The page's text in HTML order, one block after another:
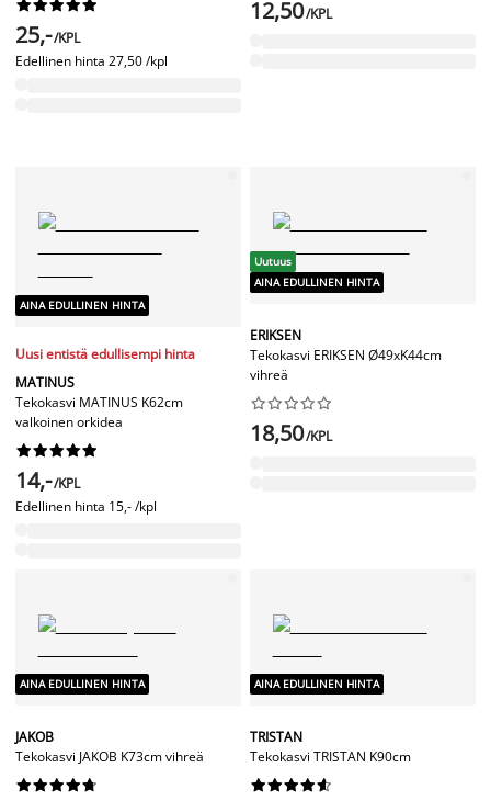






25,-/KPL
Edellinen hinta 27,50 /kpl
12,50/KPL
AINA EDULLINEN HINTA
Uusi entistä edullisempi hinta
MATINUS
Tekokasvi MATINUS K62cm
valkoinen orkidea






14,-/KPL
Edellinen hinta 15,- /kpl
Uutuus
AINA EDULLINEN HINTA
ERIKSEN
Tekokasvi ERIKSEN Ø49xK44cm
vihreä






18,50/KPL
AINA EDULLINEN HINTA
JAKOB
Tekokasvi JAKOB K73cm vihreä






AINA EDULLINEN HINTA
TRISTAN
Tekokasvi TRISTAN K90cm





